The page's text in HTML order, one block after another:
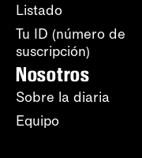
Listado
Tu ID (número de
suscripción)
Nosotros
Sobre la diaria
Equipo